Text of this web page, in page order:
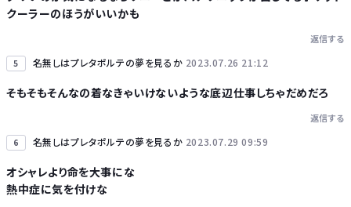
クーラーのほうがいいかも
返信する
5 名無しはプレタポルテの夢を見るか 2023.07.26 21:12
そもそもそんなの着なきゃいけないような底辺仕事しちゃだめだろ
返信する
6 名無しはプレタポルテの夢を見るか 2023.07.29 09:59
オシャレより命を大事にな
熱中症に気を付けな